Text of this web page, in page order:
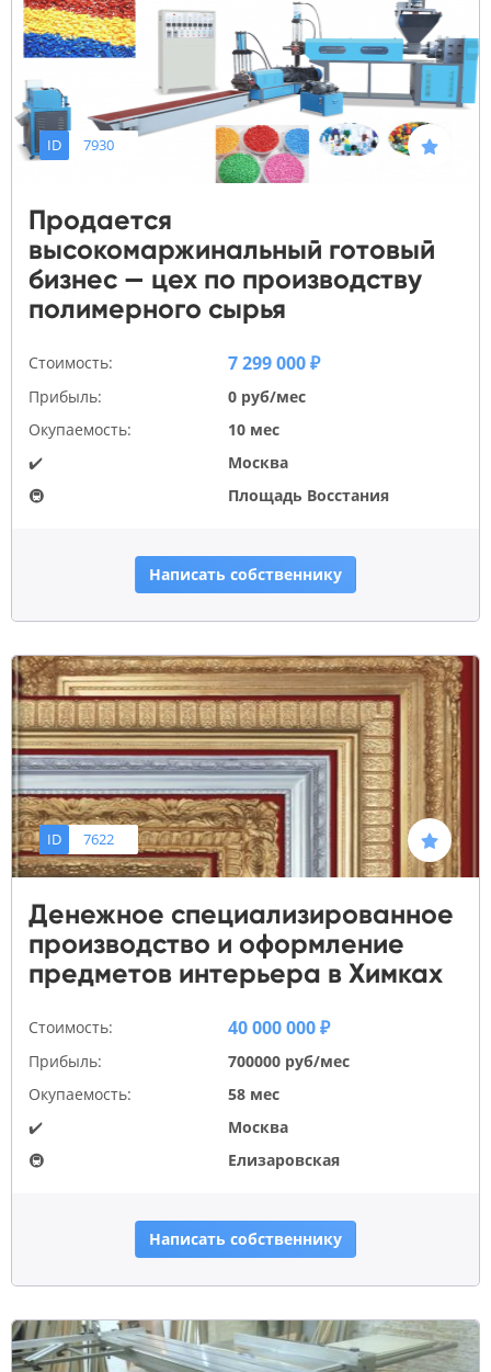
ID 7930
Продается
высокомаржинальный готовый
бизнес — цех по производству
полимерного сырья
Стоимость: 7 299 000 ₽
Прибыль:
0 руб/мес
Окупаемость:
10 мес
✔️
Москва
🚇
Площадь Восстания
Написать собственнику
ID 7622
Денежное специализированное
производство и оформление
предметов интерьера в Химках
Стоимость: 40 000 000 ₽
Прибыль:
700000 руб/мес
Окупаемость:
58 мес
✔️
Москва
🚇
Елизаровская
Написать собственнику